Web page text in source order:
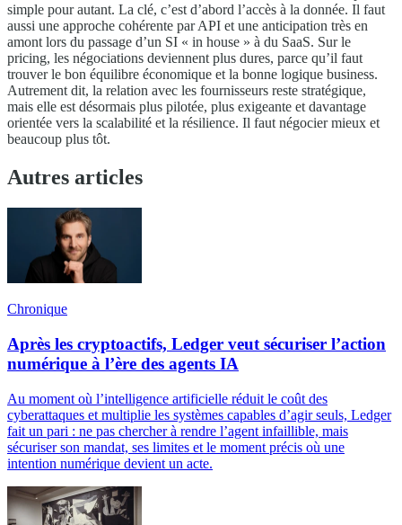
simple pour autant. La clé, c’est d’abord l’accès à la donnée. Il faut
aussi une approche cohérente par API et une anticipation très en
amont lors du passage d’un SI « in house » à du SaaS. Sur le
pricing, les négociations deviennent plus dures, parce qu’il faut
trouver le bon équilibre économique et la bonne logique business.
Autrement dit, la relation avec les fournisseurs reste stratégique,
mais elle est désormais plus pilotée, plus exigeante et davantage
orientée vers la scalabilité et la résilience. Il faut négocier mieux et
beaucoup plus tôt.
Autres articles
Chronique
Après les cryptoactifs, Ledger veut sécuriser l’action
numérique à l’ère des agents IA
Au moment où l’intelligence artificielle réduit le coût des
cyberattaques et multiplie les systèmes capables d’agir seuls, Ledger
fait un pari : ne pas chercher à rendre l’agent infaillible, mais
sécuriser son mandat, ses limites et le moment précis où une
intention numérique devient un acte.